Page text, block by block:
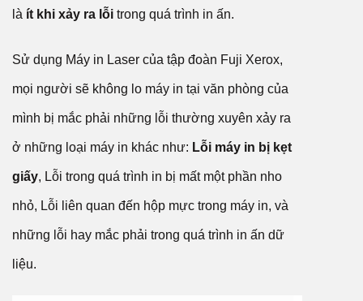
là ít khi xảy ra lỗi trong quá trình in ấn.
Sử dụng Máy in Laser của tập đoàn Fuji Xerox,
mọi người sẽ không lo máy in tại văn phòng của
mình bị mắc phải những lỗi thường xuyên xảy ra
ở những loại máy in khác như: Lỗi máy in bị kẹt
giấy, Lỗi trong quá trình in bị mất một phần nho
nhỏ, Lỗi liên quan đến hộp mực trong máy in, và
những lỗi hay mắc phải trong quá trình in ấn dữ
liệu.